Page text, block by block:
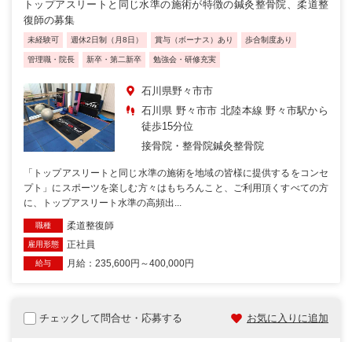
トップアスリートと同じ水準の施術が特徴の鍼灸整骨院、柔道整
復師の募集
未経験可 週休2日制（月8日） 賞与（ボーナス）あり 歩合制度あり
管理職・院長 新卒・第二新卒 勉強会・研修充実
石川県野々市市
石川県 野々市市 北陸本線 野々市駅から
徒歩15分位
接骨院・整骨院鍼灸整骨院
「トップアスリートと同じ水準の施術を地域の皆様に提供するをコンセ
プト」にスポーツを楽しむ方々はもちろんこと、ご利用頂くすべての方
に、トップアスリート水準の高頻出...
職種 柔道整復師
雇用形態 正社員
給与 月給：235,600円～400,000円
チェックして問合せ・応募する お気に入りに追加